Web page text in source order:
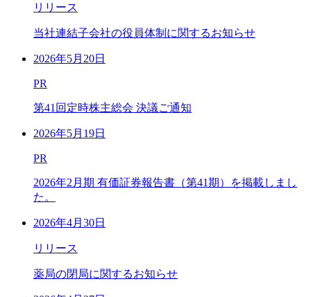
リリース
当社連結子会社の役員体制に関するお知らせ
2026年5月20日
PR
第41回定時株主総会 決議ご通知
2026年5月19日
PR
2026年2月期 有価証券報告書（第41期）を掲載しまし
た。
2026年4月30日
リリース
薬局の閉局に関するお知らせ